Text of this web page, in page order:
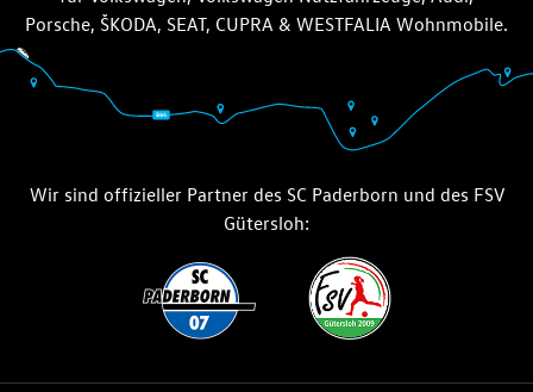
Porsche, ŠKODA, SEAT, CUPRA & WESTFALIA Wohnmobile.
Wir sind offizieller Partner des SC Paderborn und des FSV
Gütersloh: